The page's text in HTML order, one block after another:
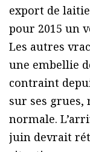
export de
pour 2015 un
Les autres
une embellie
contraint
sur ses
normale.
juin devrait